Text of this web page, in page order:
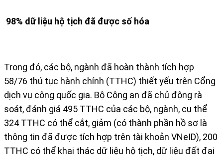
98% dữ liệu hộ tịch đã được số hóa
Trong đó, các bộ, ngành đã hoàn thành tích hợp
58/76 thủ tục hành chính (TTHC) thiết yếu trên Cổng
dịch vụ công quốc gia. Bộ Công an đã chủ động rà
soát, đánh giá 495 TTHC của các bộ, ngành, cụ thể
324 TTHC có thể cắt, giảm (có thành phần hồ sơ là
thông tin đã được tích hợp trên tài khoản VNeID), 200
TTHC có thể khai thác dữ liệu hộ tịch, dữ liệu đất đai